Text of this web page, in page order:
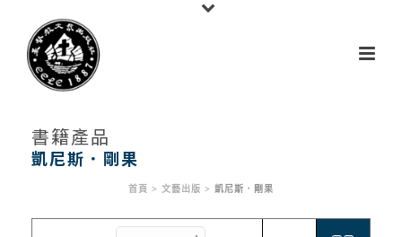
書籍產品
首頁 > 文藝出版 > 凱尼斯．剛果
凱尼斯．剛果